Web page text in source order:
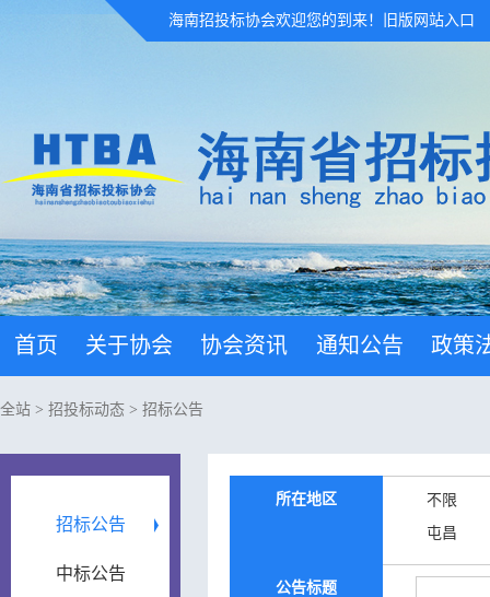
海南招投标协会欢迎您的到来！ 旧版网站入口
首页 关于协会 协会资讯 通知公告 政策
全站 > 招投标动态 > 招标公告
招标公告
中标公告
所在地区
不限
屯昌
公告标题